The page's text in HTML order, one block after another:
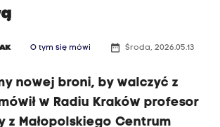
O tym się mówi date_range Środa, 2026.05.13
nowej broni, by walczyć z
w Radiu Kraków profesor
z Małopolskiego Centrum